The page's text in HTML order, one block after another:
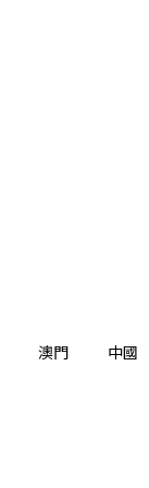
澳門 中國